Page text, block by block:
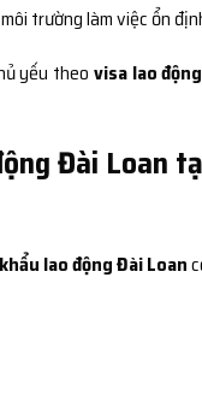
trường làm việc ổn
yếu theo visa lao
Đài Loan
lao động Đài Loan